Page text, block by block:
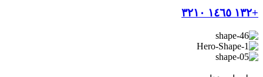
+١٣٢ ١٤٦٥ ٣٢١٠